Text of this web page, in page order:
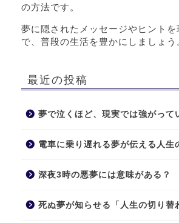
の方法です。
夢に隠されたメッセージやヒントを
で、普段の生活を豊かにしましょう
最近の投稿
夢で泣くほど、現実では強がって
電車に乗り遅れる夢が伝える人生
深夜3時の悪夢には意味がある？
死ぬ夢が知らせる「人生の切り替